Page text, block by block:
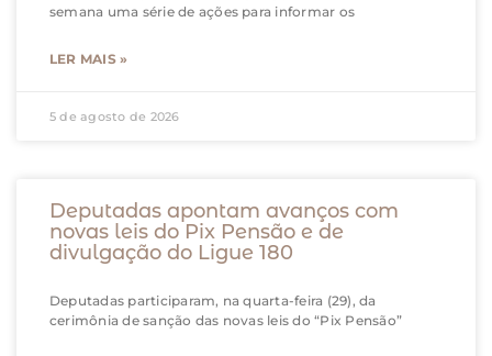
semana uma série de ações para informar os
LER MAIS »
5 de agosto de 2026
Deputadas apontam avanços com
novas leis do Pix Pensão e de
divulgação do Ligue 180
Deputadas participaram, na quarta-feira (29), da
cerimônia de sanção das novas leis do “Pix Pensão”